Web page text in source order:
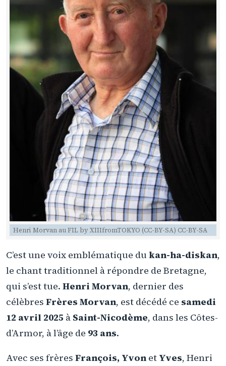
Henri Morvan au FIL by XIIIfromTOKYO (CC-BY-SA) CC-BY-SA
C’est une voix emblématique dukan-ha-diskan,
le chant traditionnel à répondre de Bretagne,
qui s’est tue. Henri Morvan, dernier des
célèbres Frères Morvan, est décédé ce samedi
12 avril 2025 à Saint-Nicodème, dans les Côtes-
d’Armor, à l’âge de 93 ans.
Avec ses frères François, Yvon et Yves, Henri